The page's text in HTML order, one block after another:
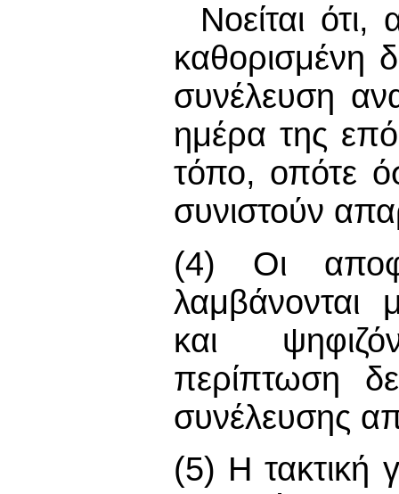
Νοείται
καθορισμένη
συνέλευση
ημέρα της
τόπο, οπότε
συνιστούν
(4) Οι
λαμβάνονται
και
περίπτωση
συνέλευσης
(5) Η τακτική